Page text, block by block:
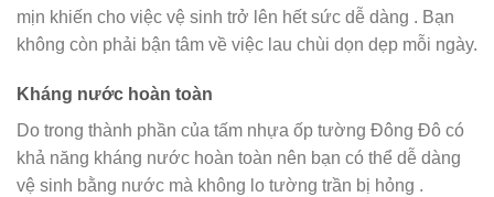
mịn khiến cho việc vệ sinh trở lên hết sức dễ dàng . Bạn
không còn phải bận tâm về việc lau chùi dọn dẹp mỗi ngày.
Kháng nước hoàn toàn
Do trong thành phần của tấm nhựa ốp tường Đông Đô có
khả năng kháng nước hoàn toàn nên bạn có thể dễ dàng
vệ sinh bằng nước mà không lo tường trần bị hỏng .